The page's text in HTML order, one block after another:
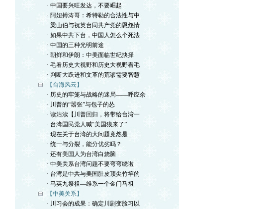
· 中国要兴旺发达，不要崛起
· 阿妞搏涛哥：希特勒的合法性与中
· 梁山伯与祝英台同共产党的恩怨情
· 如果中共下台，中国人怎么个死法
· 中国的三种光明前途
· 朝鲜和伊朗：中美面临世纪抉择
· 毛看历史大视野和历史大视野看毛
· 判断大跃进和文革的荒谬需要智慧
【台海风云】
· 历史的牢笼与战略的迷局——呼应余
· 川普的“嚣张”与包子的怂
· 读沽渎【川普回归，将带给台湾一
· 台湾国民党人喊“美国狼来了”
· 现在关于台湾的大问题竟然是
· 统一与分裂，能分优劣吗？
· 还有美国人为台湾白烧脑
· 中美关系台湾问题不要弯弯绕啦
· 台湾是中共与美国肚皮顶尖竹竿的
· 马英九祭祖—维系一个金门马祖
【中美关系】
· 川习会的成果：确定川剧变脸习以